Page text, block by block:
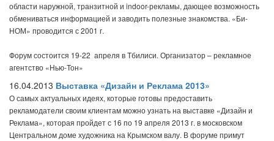
области наружной, транзитной и indoor-рекламы, дающее возможность
обмениваться информацией и заводить полезные знакомства. «Би-
НОМ» проводится с 2001 г.
Форум состоится 19-22 апреля в Тбилиси. Организатор – рекламное
агентство «Нью-Тон»
16.04.2013 Выставка «Дизайн и Реклама 2013»
О самых актуальных идеях, которые готовы предоставить
рекламодатели своим клиентам можно узнать на выставке «Дизайн и
Реклама», которая пройдет с 16 по 19 апреля 2013 г. в московском
Центральном доме художника на Крымском валу. В форуме примут